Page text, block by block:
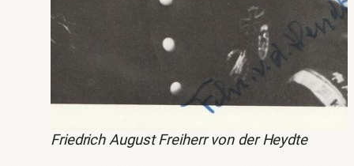
Friedrich August Freiherr von der Heydte